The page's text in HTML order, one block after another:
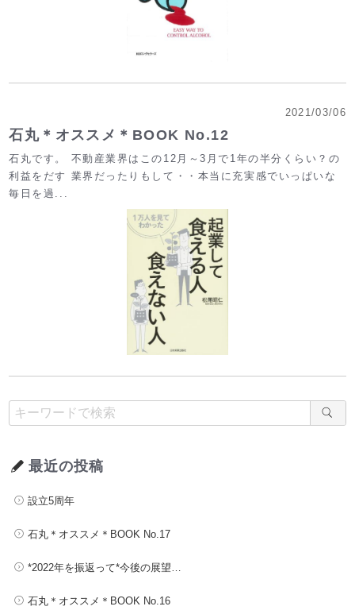
2021/03/06
石丸＊オススメ＊BOOK No.12
石丸です。 不動産業界はこの12月～3月で1年の半分くらい？の
利益をだす 業界だったりもして・・本当に充実感でいっぱいな
毎日を過...
最近の投稿
設立5周年
石丸＊オススメ＊BOOK No.17
*2022年を振返って*今後の展望…
石丸＊オススメ＊BOOK No.16